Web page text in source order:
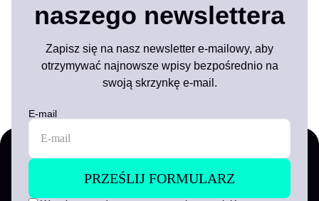
naszego newslettera
Zapisz się na nasz newsletter e-mailowy, aby
otrzymywać najnowsze wpisy bezpośrednio na
swoją skrzynkę e-mail.
E-mail